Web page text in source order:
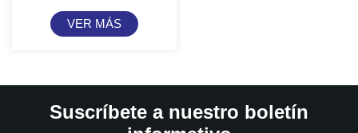
VER MÁS
Suscríbete a nuestro boletín